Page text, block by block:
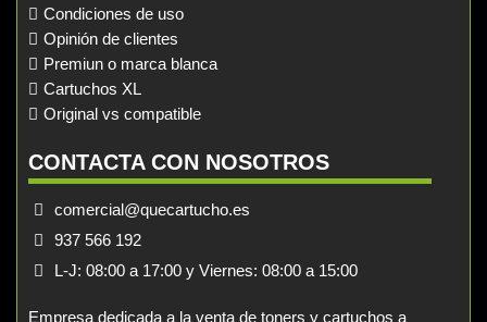
Condiciones de uso
Opinión de clientes
Premiun o marca blanca
Cartuchos XL
Original vs compatible
CONTACTA CON NOSOTROS
comercial@quecartucho.es
937 566 192
L-J: 08:00 a 17:00 y Viernes: 08:00 a 15:00
Empresa dedicada a la venta de toners y cartuchos a